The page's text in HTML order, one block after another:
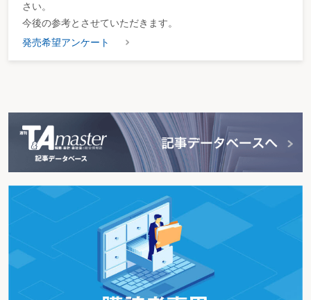
未払の残業代に対する時効の取扱いは
無期転換後の従業員の賃金を見直す場合は
女性活躍推進法における男女の賃金の差異の情報公表とは
２）諸手当について
従業員に出張を命じる時の日当や出張旅費の取扱いについて注意すべき点は
インフレ手当の取扱いは
奨学金返還支援として企業が代理返還するときは
テレワーク時の手当変更と随時改定
長期欠勤中の社員に対して通勤定期券の返納を請求することはできるか
ができるか
有期雇用と無期雇用の従業員の間で設けている諸手当の格差の許容範囲は
３）賞与について
賞与の決定方法は
賞与を減額できるときとは
賞与の支払日は
賞与は支給日前に退職した従業員に支給すべきか
賞与支給日直後に退職する従業員の賞与を減額支給することは可能か
さい。
今後の参考とさせていただきます。
発売希望アンケート